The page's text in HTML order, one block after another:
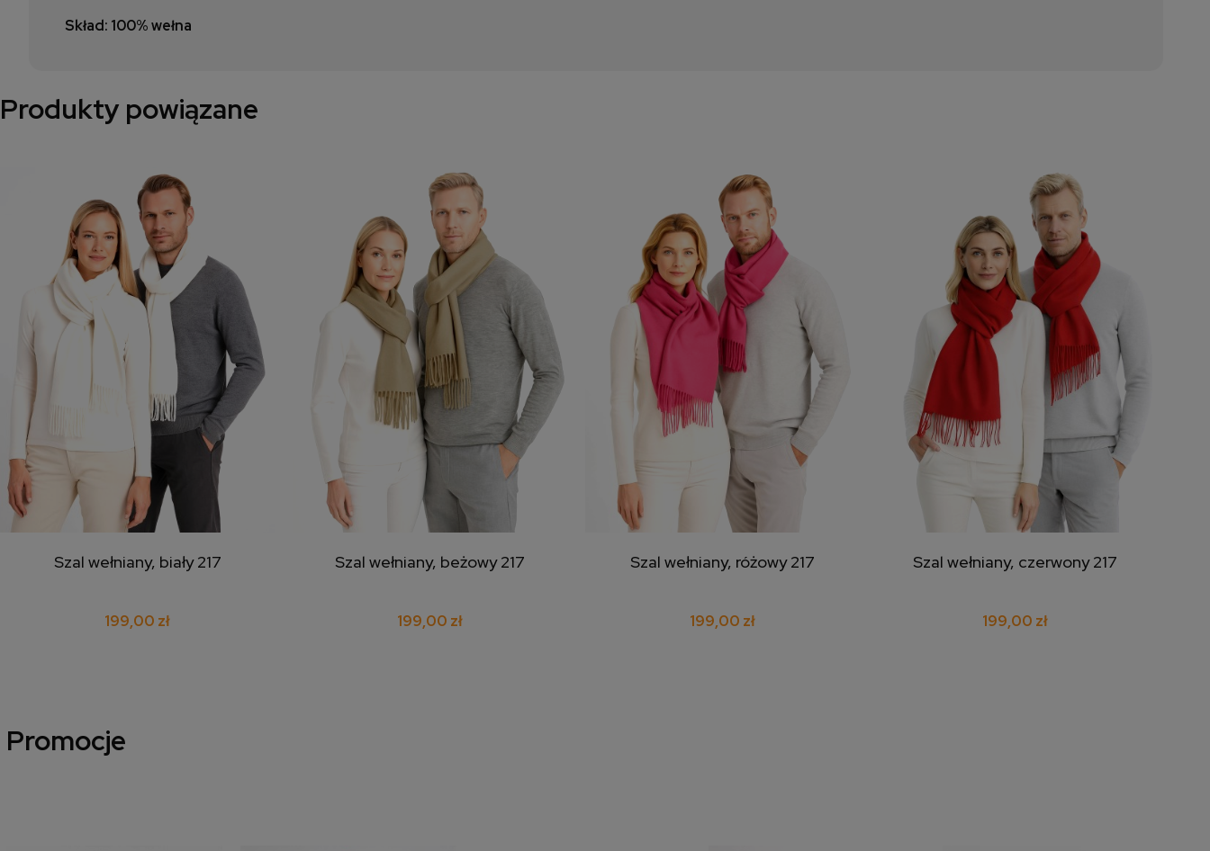
Skład: 100% wełna
Produkty powiązane
dodaj do koszyka
Szal wełniany, biały 217
199,00 zł
dodaj do koszyka
Szal wełniany, beżowy 217
199,00 zł
dodaj do koszyka
Szal wełniany, różowy 217
199,00 zł
dodaj do koszyka
Szal wełniany, czerwony 217
199,00 zł
Promocje